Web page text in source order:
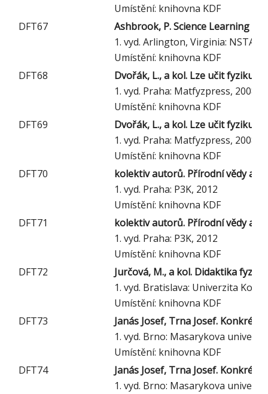
Umístění: knihovna KDF
DFT67
Ashbrook, P. Science Learning in
1. vyd. Arlington, Virginia: NSTA
Umístění: knihovna KDF
DFT68
Dvořák, L., a kol. Lze učit fyziku
1. vyd. Praha: Matfyzpress, 2008
Umístění: knihovna KDF
DFT69
Dvořák, L., a kol. Lze učit fyziku
1. vyd. Praha: Matfyzpress, 2008
Umístění: knihovna KDF
DFT70
kolektiv autorů. Přírodní vědy a
1. vyd. Praha: P3K, 2012
Umístění: knihovna KDF
DFT71
kolektiv autorů. Přírodní vědy a
1. vyd. Praha: P3K, 2012
Umístění: knihovna KDF
DFT72
Jurčová, M., a kol. Didaktika
1. vyd. Bratislava: Univerzita
Umístění: knihovna KDF
DFT73
Janás Josef, Trna Josef.
1. vyd. Brno: Masarykova
Umístění: knihovna KDF
DFT74
Janás Josef, Trna Josef.
1. vyd. Brno: Masarykova